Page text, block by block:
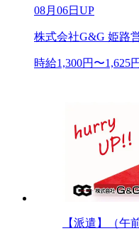
08月06日UP
株式会社G&G 姫路
時給1,300円〜1,625円
【派遣】（午